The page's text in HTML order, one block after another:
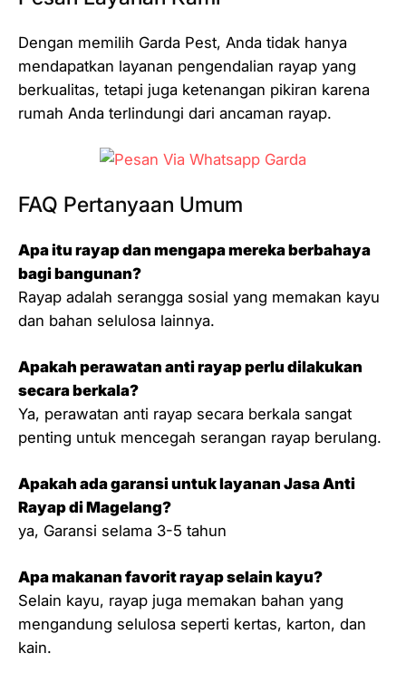
Dengan memilih Garda Pest, Anda tidak hanya
mendapatkan layanan pengendalian rayap yang
berkualitas, tetapi juga ketenangan pikiran karena
rumah Anda terlindungi dari ancaman rayap.
FAQ Pertanyaan Umum
Apa itu rayap dan mengapa mereka berbahaya
bagi bangunan?
Rayap adalah serangga sosial yang memakan kayu
dan bahan selulosa lainnya.
Apakah perawatan anti rayap perlu dilakukan
secara berkala?
Ya, perawatan anti rayap secara berkala sangat
penting untuk mencegah serangan rayap berulang.
Apakah ada garansi untuk layanan Jasa Anti
Rayap di Magelang?
ya, Garansi selama 3-5 tahun
Apa makanan favorit rayap selain kayu?
Selain kayu, rayap juga memakan bahan yang
mengandung selulosa seperti kertas, karton, dan
kain.